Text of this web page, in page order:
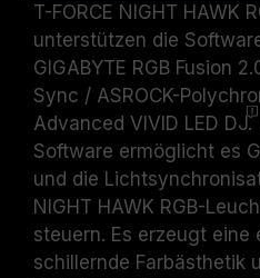
T-FORCE NIGHT HAWK
unterstützen die
GIGABYTE RGB Fusion
Sync / ASROCK-
Advanced VIVID LED DJ.
Software ermöglicht es
und die
NIGHT HAWK RGB-
steuern. Es erzeugt eine
schillernde Farbästhetik